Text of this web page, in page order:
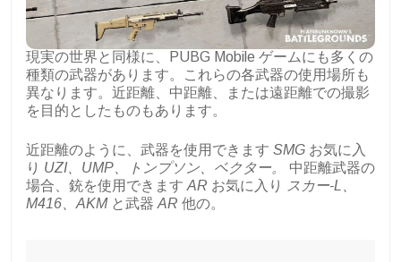
現実の世界と同様に、PUBG Mobile ゲームにも多くの
種類の武器があります。これらの各武器の使用場所も
異なります。近距離、中距離、または遠距離での撮影
を目的としたものもあります。
近距離のように、武器を使用できます SMG お気に入
り UZI、UMP、トンプソン、ベクター。
中距離武器の
場合、銃を使用できます AR お気に入り
スカー-L、
M416、AKMと武器 AR 他の。